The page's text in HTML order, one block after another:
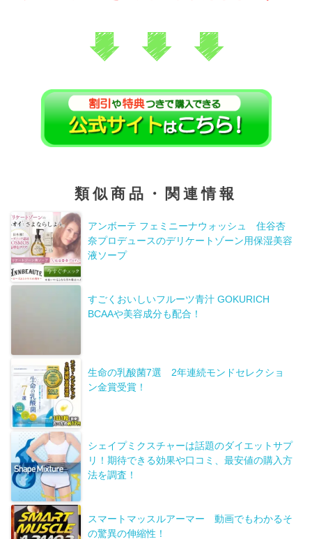
類似商品・関連情報
アンボーテ フェミニーナウォッシュ 住谷杏
奈プロデュースのデリケートゾーン用保湿美容
液ソープ
すごくおいしいフルーツ青汁 GOKURICH
BCAAや美容成分も配合！
生命の乳酸菌7選 2年連続モンドセレクショ
ン金賞受賞！
シェイプミクスチャーは話題のダイエットサプ
リ！期待できる効果や口コミ、最安値の購入方
法を調査！
スマートマッスルアーマー 動画でもわかるそ
の驚異の伸縮性！